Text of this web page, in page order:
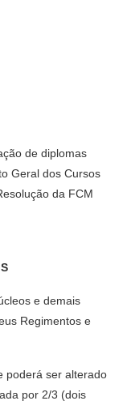
de diplomas
Geral dos Cursos
da FCM
e demais
Regimentos e
poderá ser alterado
por 2/3 (dois